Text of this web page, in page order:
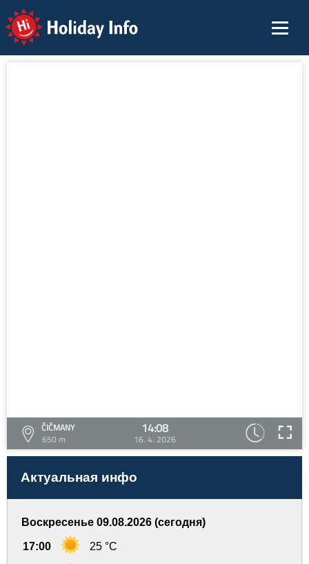
Holiday Info
ČIČMANY
650 m
14:08
16. 4. 2026
Актуальная инфо
Воскресенье 09.08.2026 (сегодня)
17:00 25 °C